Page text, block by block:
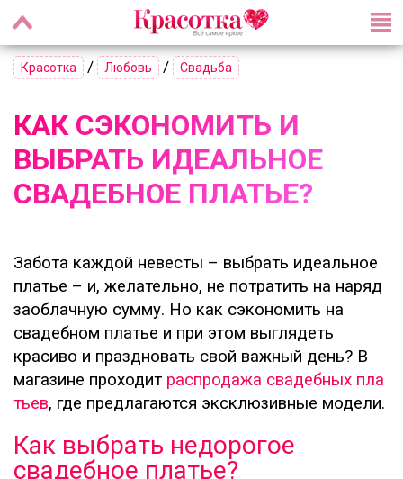
Красотка / Любовь / Свадьба
КАК СЭКОНОМИТЬ И
ВЫБРАТЬ ИДЕАЛЬНОЕ
СВАДЕБНОЕ ПЛАТЬЕ?
Забота каждой невесты – выбрать идеальное
платье – и, желательно, не потратить на наряд
заоблачную сумму. Но как сэкономить на
свадебном платье и при этом выглядеть
красиво и праздновать свой важный день? В
магазине проходит распродажа свадебных пла
тьев, где предлагаются эксклюзивные модели.
Как выбрать недорогое
свадебное платье?